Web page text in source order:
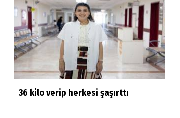
36 kilo verip herkesi şaşırttı